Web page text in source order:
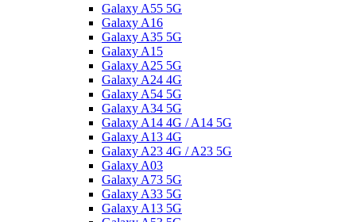
Galaxy A55 5G
Galaxy A16
Galaxy A35 5G
Galaxy A15
Galaxy A25 5G
Galaxy A24 4G
Galaxy A54 5G
Galaxy A34 5G
Galaxy A14 4G / A14 5G
Galaxy A13 4G
Galaxy A23 4G / A23 5G
Galaxy A03
Galaxy A73 5G
Galaxy A33 5G
Galaxy A13 5G